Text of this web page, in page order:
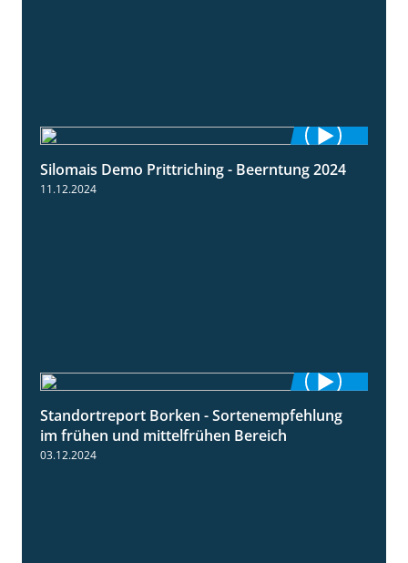
12:28
Silomais Demo Prittriching - Beerntung 2024
11.12.2024
7:53
Standortreport Borken - Sortenempfehlung
im frühen und mittelfrühen Bereich
03.12.2024